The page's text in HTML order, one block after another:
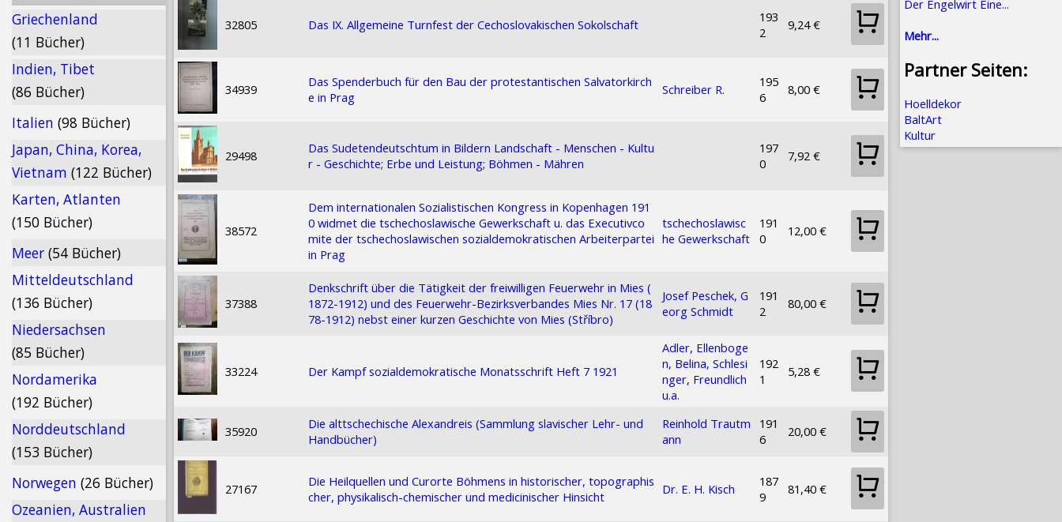
Griechenland
(11 Bücher)
Indien, Tibet
(86 Bücher)
Italien (98 Bücher)
Japan, China, Korea,
Vietnam (122 Bücher)
Karten, Atlanten
(150 Bücher)
Meer (54 Bücher)
Mitteldeutschland
(136 Bücher)
Niedersachsen
(85 Bücher)
Nordamerika
(192 Bücher)
Norddeutschland
(153 Bücher)
Norwegen (26 Bücher)
Ozeanien, Australien
Der Engelwirt Eine...
Mehr...
Partner Seiten:
Hoelldekor
BaltArt
Kultur
32805 Das IX. Allgemeine Turnfest der Cechoslovakischen Sokolschaft
193
2
9,24 €
34939
Das Spenderbuch für den Bau der protestantischen Salvatorkirch
e in Prag
Schreiber R.
195
6
8,00 €
29498
Das Sudetendeutschtum in Bildern Landschaft - Menschen - Kultu
r - Geschichte; Erbe und Leistung; Böhmen - Mähren
197
0
7,92 €
38572
Dem internationalen Sozialistischen Kongress in Kopenhagen 191
0 widmet die tschechoslawische Gewerkschaft u. das Executivco
mite der tschechoslawischen sozialdemokratischen Arbeiterpartei
in Prag
tschechoslawisc
he Gewerkschaft
191
0
12,00 €
37388
Denkschrift über die Tätigkeit der freiwilligen Feuerwehr in Mies (
1872-1912) und des Feuerwehr-Bezirksverbandes Mies Nr. 17 (18
78-1912) nebst einer kurzen Geschichte von Mies (Stříbro)
Josef Peschek, G
eorg Schmidt
191
2
80,00 €
33224 Der Kampf sozialdemokratische Monatsschrift Heft 7 1921
Adler, Ellenboge
n, Belina, Schlesi
nger, Freundlich
u.a.
192
1
5,28 €
35920
Die alttschechische Alexandreis (Sammlung slavischer Lehr- und
Handbücher)
Reinhold Trautm
ann
191
6
20,00 €
27167
Die Heilquellen und Curorte Böhmens in historischer, topographis
cher, physikalisch-chemischer und medicinischer Hinsicht
Dr. E. H. Kisch
187
9
81,40 €